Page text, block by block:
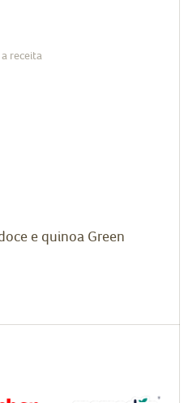
receita
e quinoa Green